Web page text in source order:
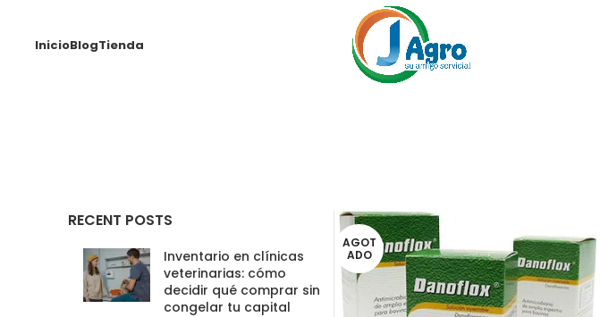
InicioBlogTienda
AGOT
ADO
RECENT POSTS
Inventario en clínicas
veterinarias: cómo
decidir qué comprar sin
congelar tu capital